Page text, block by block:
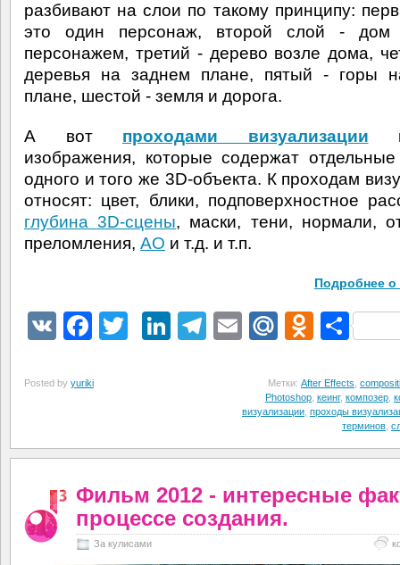
разбивают на слои по такому принципу:
это один персонаж, второй слой -
персонажем, третий - дерево возле дома,
деревья на заднем плане, пятый - горы
плане, шестой - земля и дорога.
А вот проходами визуализации
изображения, которые содержат отдельные
одного и того же 3D-объекта. К проходам
относят: цвет, блики, подповерхностное
глубина 3D-сцены, маски, тени, нормали,
преломления, AO и т.д. и т.п.
Подробнее о
VK Facebook
TwitterLinkedIn
Telegram
EmailMail.Ru
Posted by yuriki Метки: After Effects
Photoshop кеинг, композер
визуализации проходы
терминов
Фильм 2012 - интересные
процессе создания.
За кулисами